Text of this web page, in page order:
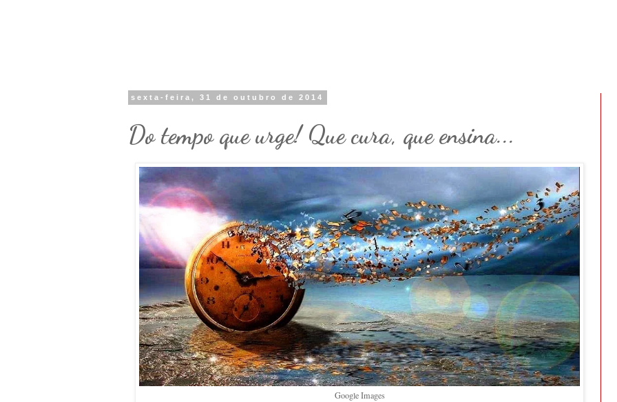
sexta-feira, 31 de outubro de 2014
Do tempo que urge! Que cura, que ensina...
Google Images